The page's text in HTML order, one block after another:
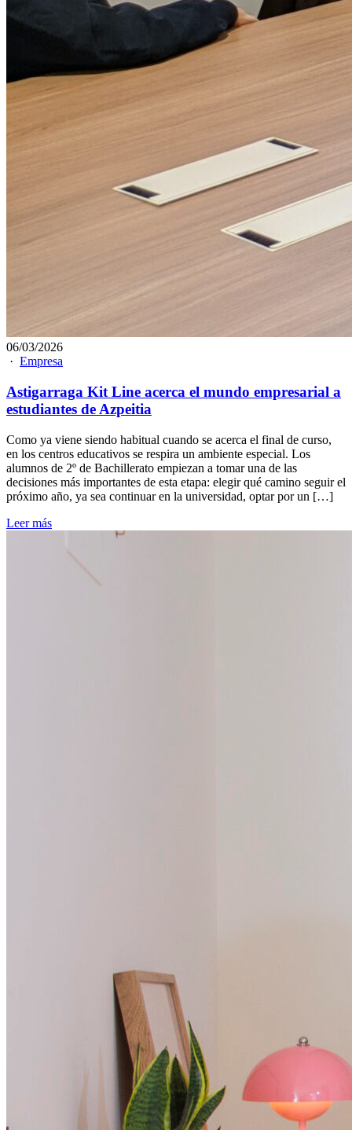
06/03/2026
· Empresa
Astigarraga Kit Line acerca el mundo empresarial a
estudiantes de Azpeitia
Como ya viene siendo habitual cuando se acerca el final de curso,
en los centros educativos se respira un ambiente especial. Los
alumnos de 2º de Bachillerato empiezan a tomar una de las
decisiones más importantes de esta etapa: elegir qué camino seguir el
próximo año, ya sea continuar en la universidad, optar por un […]
Leer más